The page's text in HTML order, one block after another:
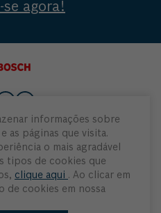
informações sobre
as páginas que visita.
o mais agradável
tipos de cookies que
clique aqui . Ao clicar em
de cookies em nossa
se agora!